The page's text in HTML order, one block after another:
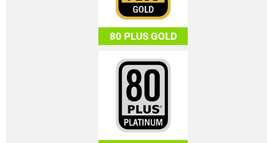
80 PLUS GOLD